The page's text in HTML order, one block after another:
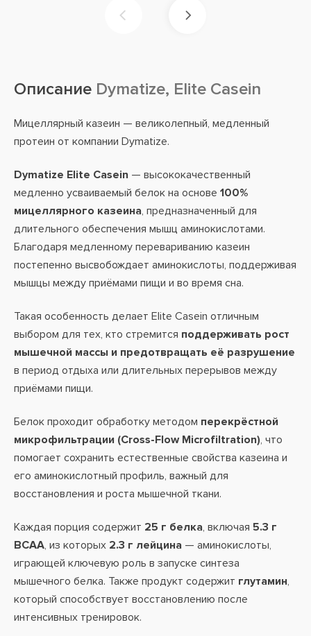
Описание Dymatize, Elite Casein
Мицеллярный казеин — великолепный, медленный
протеин от компании Dymatize.
Dymatize Elite Casein — высококачественный
медленно усваиваемый белок на основе 100%
мицеллярного казеина, предназначенный для
длительного обеспечения мышц аминокислотами.
Благодаря медленному перевариванию казеин
постепенно высвобождает аминокислоты, поддерживая
мышцы между приёмами пищи и во время сна.
Такая особенность делает Elite Casein отличным
выбором для тех, кто стремится поддерживать рост
мышечной массы и предотвращать её разрушение
в период отдыха или длительных перерывов между
приёмами пищи.
Белок проходит обработку методом перекрёстной
микрофильтрации (Cross-Flow Microfiltration), что
помогает сохранить естественные свойства казеина и
его аминокислотный профиль, важный для
восстановления и роста мышечной ткани.
Каждая порция содержит 25 г белка, включая 5.3 г
BCAA, из которых 2.3 г лейцина — аминокислоты,
играющей ключевую роль в запуске синтеза
мышечного белка. Также продукт содержит глутамин,
который способствует восстановлению после
интенсивных тренировок.